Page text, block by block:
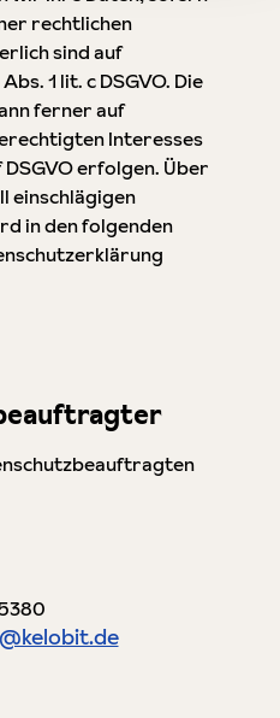
rechtlichen
sind auf
1 lit. c DSGVO. Die
ferner auf
Interesses
erfolgen. Über
einschlägigen
in den folgenden